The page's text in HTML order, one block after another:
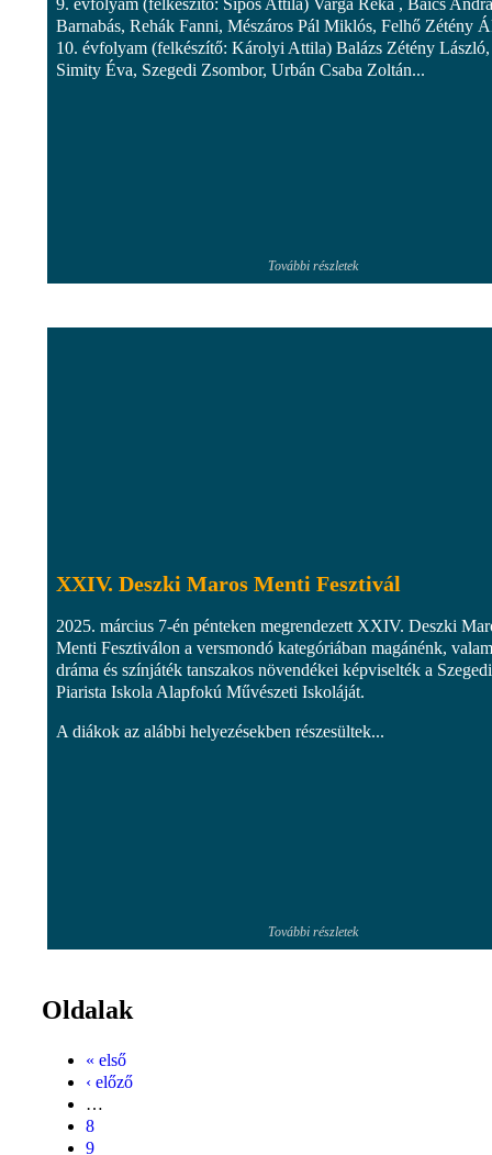
Barnabás, Rehák Fanni, Mészáros Pál Miklós, Felhő Zétény
10. évfolyam (felkészítő: Károlyi Attila) Balázs Zétény László,
Simity Éva, Szegedi Zsombor, Urbán Csaba Zoltán...
További részletek
XXIV. Deszki Maros Menti Fesztivál
2025. március 7-én pénteken megrendezett XXIV. Deszki
Menti Fesztiválon a versmondó kategóriában magánénk,
dráma és színjáték tanszakos növendékei képviselték a Szegedi
Piarista Iskola Alapfokú Művészeti Iskoláját.
A diákok az alábbi helyezésekben részesültek...
További részletek
Oldalak
« első
‹ előző
…
8
9